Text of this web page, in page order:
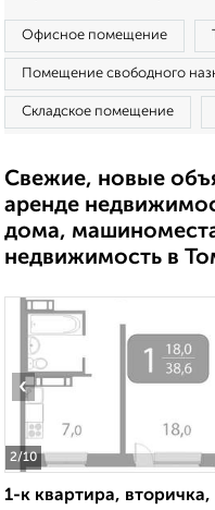
Офисное помещение
Помещение свободного
Складское помещение
Свежие, новые
аренде
дома,
недвижимость в
2/10
‹
1-к квартира,